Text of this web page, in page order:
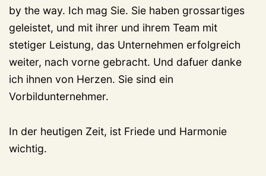
by the way. Ich mag Sie. Sie haben grossartiges
geleistet, und mit ihrer und ihrem Team mit
stetiger Leistung, das Unternehmen erfolgreich
weiter, nach vorne gebracht. Und dafuer danke
ich ihnen von Herzen. Sie sind ein
Vorbildunternehmer.
In der heutigen Zeit, ist Friede und Harmonie
wichtig.